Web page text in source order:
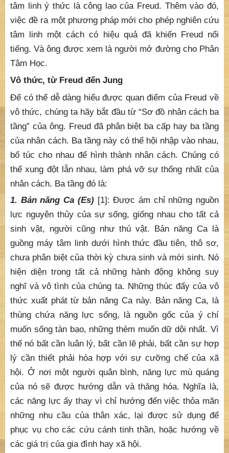
tâm linh ý thức là công lao của Freud. Thêm vào đó,
việc đề ra một phương pháp mới cho phép nghiên cứu
tâm linh một cách có hiệu quả đã khiến Freud nổi
tiếng. Và ông được xem là người mở đường cho Phân
Tâm Học.
Vô thức, từ Freud đến Jung
Để có thể dễ dàng hiểu được quan điểm của Freud về
vô thức, chúng ta hãy bắt đầu từ “Sơ đồ nhân cách ba
tầng” của ông. Freud đã phân biệt ba cấp hay ba tầng
của nhân cách. Ba tầng này có thể hội nhập vào nhau,
bổ túc cho nhau để hình thành nhân cách. Chúng có
thể xung đột lẫn nhau, làm phá vỡ sự thống nhất của
nhân cách. Ba tầng đó là:
1. Bản năng Ca (Es) [1]: Được ám chỉ những nguồn
lực nguyên thủy của sự sống, giống nhau cho tất cả
sinh vật, người cũng như thú vật. Bản năng Ca là
guồng máy tâm linh dưới hình thức đầu tiên, thô sơ,
chưa phân biệt của thời kỳ chưa sinh và mới sinh. Nó
hiện diện trong tất cả những hành động không suy
nghĩ và vô tình của chúng ta. Những thúc đẩy của vô
thức xuất phát từ bản năng Ca này. Bản năng Ca, là
thùng chứa năng lực sống, là nguồn gốc của ý chí
muốn sống tàn bạo, những thèm muốn dữ dội nhất. Vì
thế nó bất cần luân lý, bất cần lẽ phải, bất cần sự hợp
lý cần thiết phải hòa hợp với sự cưỡng chế của xã
hội. Ở nơi một người quân bình, năng lực mù quáng
của nó sẽ được hướng dẫn và thăng hóa. Nghĩa là,
các năng lực ấy thay vì chỉ hướng đến việc thỏa mãn
những nhu cầu của thân xác, lại được sử dụng để
phục vụ cho các cứu cánh tinh thần, hoặc hướng về
các giá trị của gia đình hay xã hội.